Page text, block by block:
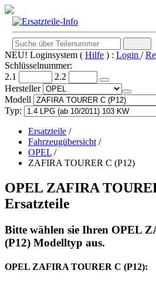
NEU! Loginsystem ( Hilfe ) : Login /
Schlüsselnummer:
2.1
2.2
Hersteller
Modell
Typ:
Ersatzteile /
Fahrzeugübersicht /
OPEL /
ZAFIRA TOURER C (P12)
OPEL ZAFIRA
Ersatzteile
Bitte wählen sie Ihren OPEL
(P12) Modelltyp aus.
OPEL ZAFIRA TOURER C (P12):